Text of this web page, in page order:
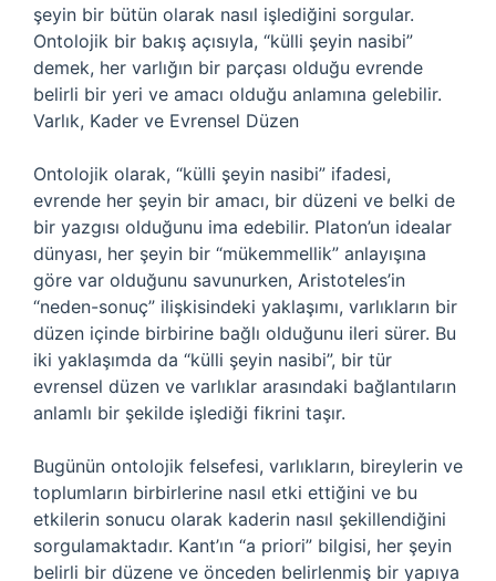
şeyin bir bütün olarak nasıl işlediğini sorgular.
Ontolojik bir bakış açısıyla, “külli şeyin nasibi”
demek, her varlığın bir parçası olduğu evrende
belirli bir yeri ve amacı olduğu anlamına gelebilir.
Varlık, Kader ve Evrensel Düzen
Ontolojik olarak, “külli şeyin nasibi” ifadesi,
evrende her şeyin bir amacı, bir düzeni ve belki de
bir yazgısı olduğunu ima edebilir. Platon’un idealar
dünyası, her şeyin bir “mükemmellik” anlayışına
göre var olduğunu savunurken, Aristoteles’in
“neden-sonuç” ilişkisindeki yaklaşımı, varlıkların bir
düzen içinde birbirine bağlı olduğunu ileri sürer. Bu
iki yaklaşımda da “külli şeyin nasibi”, bir tür
evrensel düzen ve varlıklar arasındaki bağlantıların
anlamlı bir şekilde işlediği fikrini taşır.
Bugünün ontolojik felsefesi, varlıkların, bireylerin ve
toplumların birbirlerine nasıl etki ettiğini ve bu
etkilerin sonucu olarak kaderin nasıl şekillendiğini
sorgulamaktadır. Kant’ın “a priori” bilgisi, her şeyin
belirli bir düzene ve önceden belirlenmiş bir yapıya